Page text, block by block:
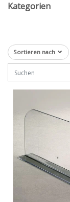
Kategorien
Sortieren nach